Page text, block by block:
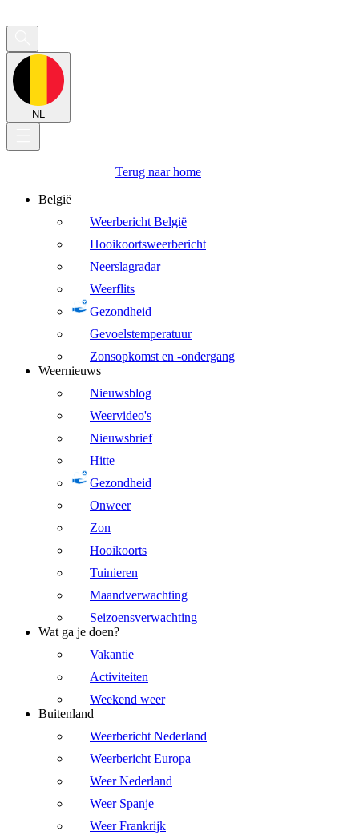
NL
Terug naar home
België
Weerbericht België
Hooikoortsweerbericht
Neerslagradar
Weerflits
Gezondheid
Gevoelstemperatuur
Zonsopkomst en -ondergang
Weernieuws
Nieuwsblog
Weervideo's
Nieuwsbrief
Hitte
Gezondheid
Onweer
Zon
Hooikoorts
Tuinieren
Maandverwachting
Seizoensverwachting
Wat ga je doen?
Vakantie
Activiteiten
Weekend weer
Buitenland
Weerbericht Nederland
Weerbericht Europa
Weer Nederland
Weer Spanje
Weer Frankrijk